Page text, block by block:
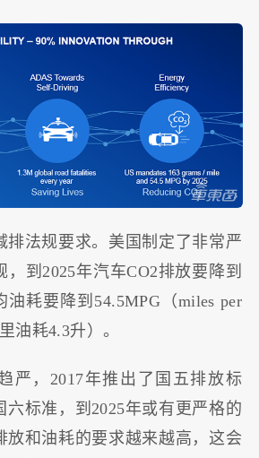
排法规要求。美国制定了非常严
到2025年汽车CO2排放要降到
油耗要降到54.5MPG（miles per
油耗4.3升）。
严，2017年推出了国五排放标
六标准，到2025年或有更严格的
放和油耗的要求越来越高，这会